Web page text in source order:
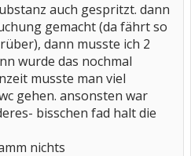
auch gespritzt. dann
gemacht (da fährt so
dann musste ich 2
wurde das nochmal
musste man viel
gehen. ansonsten war
bisschen fad halt die
nichts